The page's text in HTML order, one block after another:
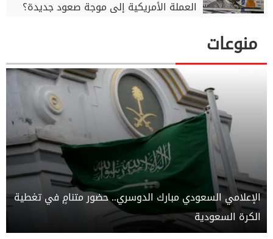
العملة الأمريكية إلى موجة صعود جديدة؟
منوعات
الإعلامي السعودي مبارك الدوسري.. حضور متنامٍ في تغطية
الكرة السعودية